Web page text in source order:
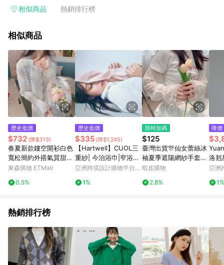
單，皆不在點數回饋範圍內。 3. 如購買以下類別商品，將無法獲
球嚴選、商城、專案商品、「草莓網」全館商品。 4. 如取消訂
回饋。 5. 點數回饋會扣除所有折扣優惠後之最終發票金額計算，
實際回饋請依LINE購物通知為主。 6. 訂單如有使用東森購物
ETMall站內之折扣優惠(包含但不限於東森幣、樂透金、東森現金
券等)，不具點數回饋資格。詳細請依東森購物ETMall之結帳頁面
顯示為準。 7. LINE購物設有「單一商品最高回饋點數」機制(特
殊活動時開放「回饋無上限」)，以同一訂單中同一商品不論件數
計算，並依訂單成立時間當下LINE購物所設定的回饋機制為準。
如顯示之商品規格、顏色、價位、贈品與東森購物ETMall銷售網
頁不符，以銷售網頁標示為準。 9. 若有贈點爭議，請務必於訂單
日期+180天以內至LINE購物客服洽詢；若超過180天(含)以上進
行申訴，恕無法贈點回饋。 10. 部分點數紅包僅限指定商品使
用，或不適用於無回饋商品。各點數紅包之適用商品與使用條件
請依點數紅包頁面規則為準。
相似商品 熱銷排行榜
相似商品
歷史低價
$732 (降$313)
春夏新款鏤空開衫白色
寬松簡約外搭氣質甜美
很仙的薄款針織上衣女
東森購物 ETMall
0.5%
歷史低價
$335 (降$1,245)
【Hartwell】CUOL三
重紗| 今治浴巾|窄浴巾|
方巾 低摩擦|換季必備
亞洲跨境設計購物平台
1%
限時加碼
$125
臺灣出貨🎊仙女蕾絲冰
袖夏季遮陽網紗手套薄
款涼爽護臂防紫外線百
蝦皮購物
2.8%
降價
洛剋
流蘇
亞洲
1%
熱銷排行榜